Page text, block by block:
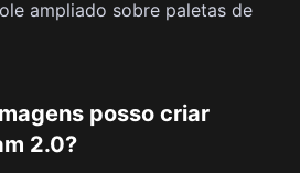
ampliado sobre paletas de
posso criar
2.0?